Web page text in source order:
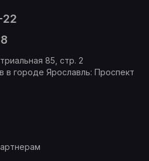
22
85, стр. 2
в городе Ярославль: Проспект